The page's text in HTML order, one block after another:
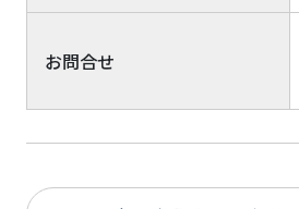
お問合せ